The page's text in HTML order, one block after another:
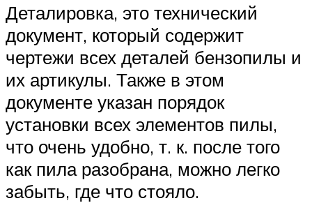
Деталировка, это технический
документ, который содержит
чертежи всех деталей бензопилы и
их артикулы. Также в этом
документе указан порядок
установки всех элементов пилы,
что очень удобно, т. к. после того
как пила разобрана, можно легко
забыть, где что стояло.